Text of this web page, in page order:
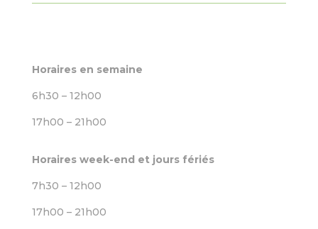
Horaires en semaine
6h30 – 12h00
17h00 – 21h00
Horaires week-end et jours fériés
7h30 – 12h00
17h00 – 21h00